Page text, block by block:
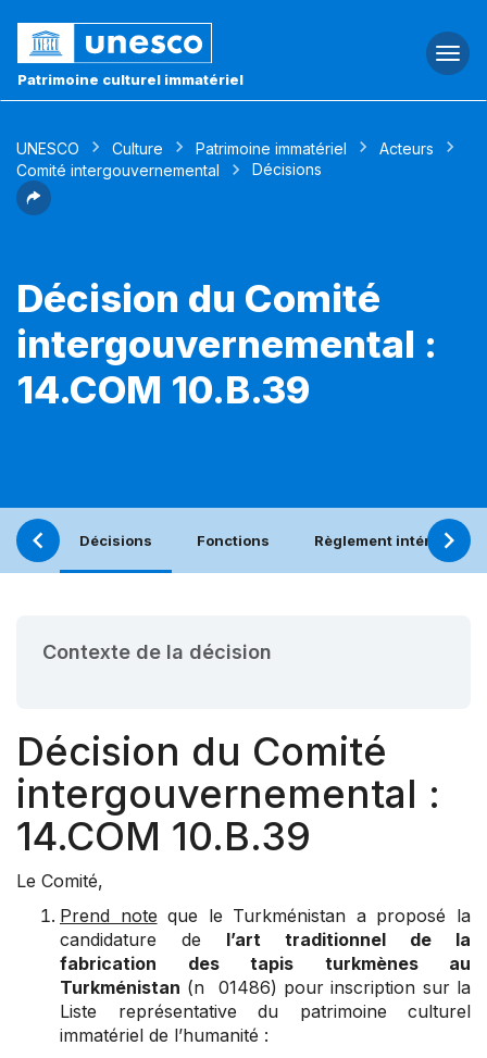
Patrimoine culturel immatériel
UNESCO Culture Patrimoine immatériel
Acteurs
Comité intergouvernemental
Décisions
Décision du Comité
intergouvernemental :
14.COM 10.B.39
Décisions Fonctions Règlement intérieur
Contexte de la décision
Décision du Comité
intergouvernemental :
14.COM 10.B.39
Le Comité,
Prend note que le Turkménistan a proposé la
candidature de l’art traditionnel de la
fabrication des tapis turkmènes au
Turkménistan (n 01486) pour inscription sur la
Liste représentative du patrimoine culturel
immatériel de l’humanité :